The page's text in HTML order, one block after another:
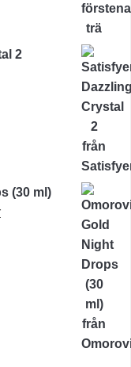
kr.
2
(30 ml)
Det